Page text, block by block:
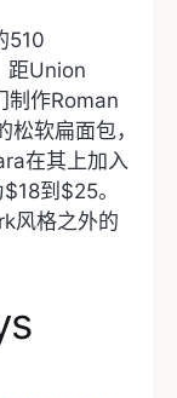
510
距Union
制作Roman
软扁面包，
在其上加入
到$25。
风格之外的